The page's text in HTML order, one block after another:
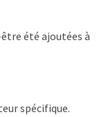
été ajoutées à
spécifique.